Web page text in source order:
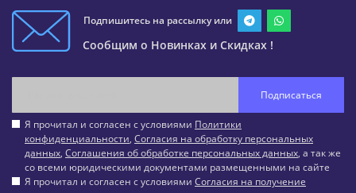
Подпишитесь на рассылку или
Сообщим о Новинках и Скидках !
Подписаться
Я прочитал и согласен с условиями Политики
конфиденциальности, Согласия на обработку персональных
данных, Соглашения об обработке персональных данных, а так же
со всеми юридическими документами размещенными на сайте
Я прочитал и согласен с условиями Согласия на получение